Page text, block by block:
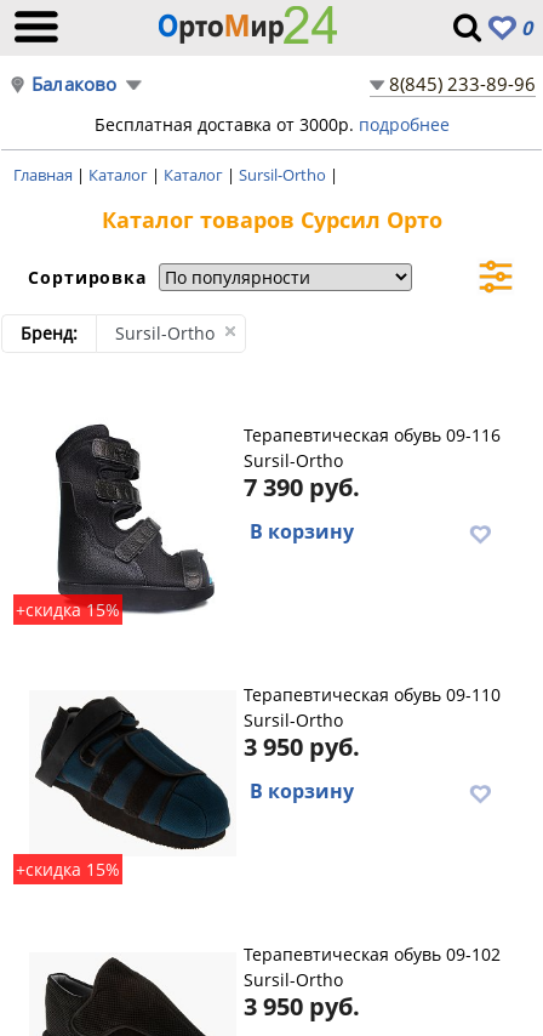
0
Балаково 8(845) 233-89-96
Бесплатная доставка от 3000р. подробнее
Главная | Каталог | Каталог | Sursil-Ortho |
Каталог товаров Сурсил Орто
Сортировка
Бренд: Sursil-Ortho
+скидка 15%
Терапевтическая обувь 09-116
Sursil-Ortho
7 390 руб.
В корзину
+скидка 15%
Терапевтическая обувь 09-110
Sursil-Ortho
3 950 руб.
В корзину
Терапевтическая обувь 09-102
Sursil-Ortho
3 950 руб.